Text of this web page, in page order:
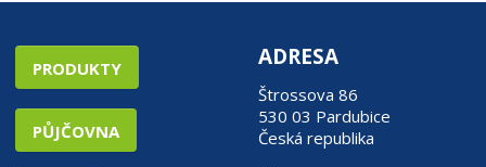
PRODUKTY
PŮJČOVNA
ADRESA
Štrossova 86
530 03 Pardubice
Česká republika